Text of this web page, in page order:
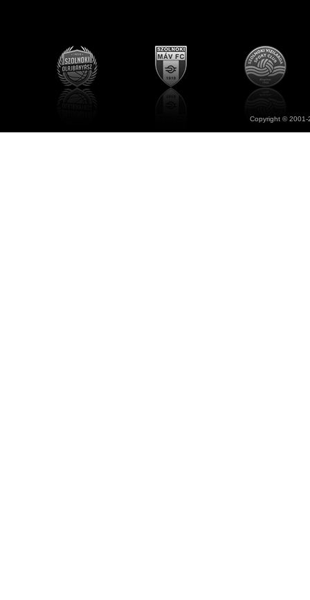
Copyright ©